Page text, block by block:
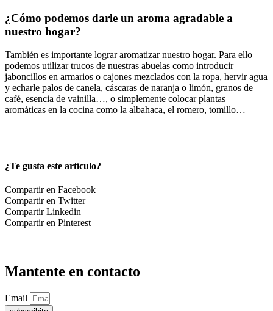
¿Cómo podemos darle un aroma agradable a
nuestro hogar?
También es importante lograr aromatizar nuestro hogar. Para ello
podemos utilizar trucos de nuestras abuelas como introducir
jaboncillos en armarios o cajones mezclados con la ropa, hervir agua
y echarle palos de canela, cáscaras de naranja o limón, granos de
café, esencia de vainilla…, o simplemente colocar plantas
aromáticas en la cocina como la albahaca, el romero, tomillo…
¿Te gusta este artículo?
Compartir en Facebook
Compartir en Twitter
Compartir Linkedin
Compartir en Pinterest
Mantente en contacto
Email